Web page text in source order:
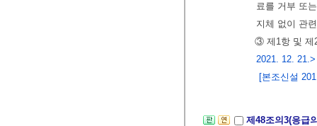
료를 거부 또
지체 없이 관
③ 제1항 및 제
2021. 12. 21.>
[본조신설
제48조의3(응급